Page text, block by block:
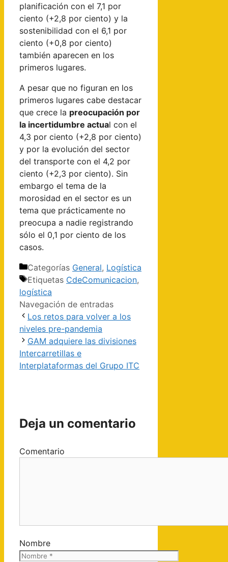
planificación con el 7,1 por
ciento (+2,8 por ciento) y la
sostenibilidad con el 6,1 por
ciento (+0,8 por ciento)
también aparecen en los
primeros lugares.
A pesar que no figuran en los
primeros lugares cabe destacar
que crece la preocupación por
la incertidumbre actual con el
4,3 por ciento (+2,8 por ciento)
y por la evolución del sector
del transporte con el 4,2 por
ciento (+2,3 por ciento). Sin
embargo el tema de la
morosidad en el sector es un
tema que prácticamente no
preocupa a nadie registrando
sólo el 0,1 por ciento de los
casos.
Categorías General, Logística
Etiquetas CdeComunicacion,
logística
Navegación de entradas
Los retos para volver a los
niveles pre-pandemia
GAM adquiere las divisiones
Intercarretillas e
Interplataformas del Grupo ITC
Deja un comentario
Comentario
Nombre